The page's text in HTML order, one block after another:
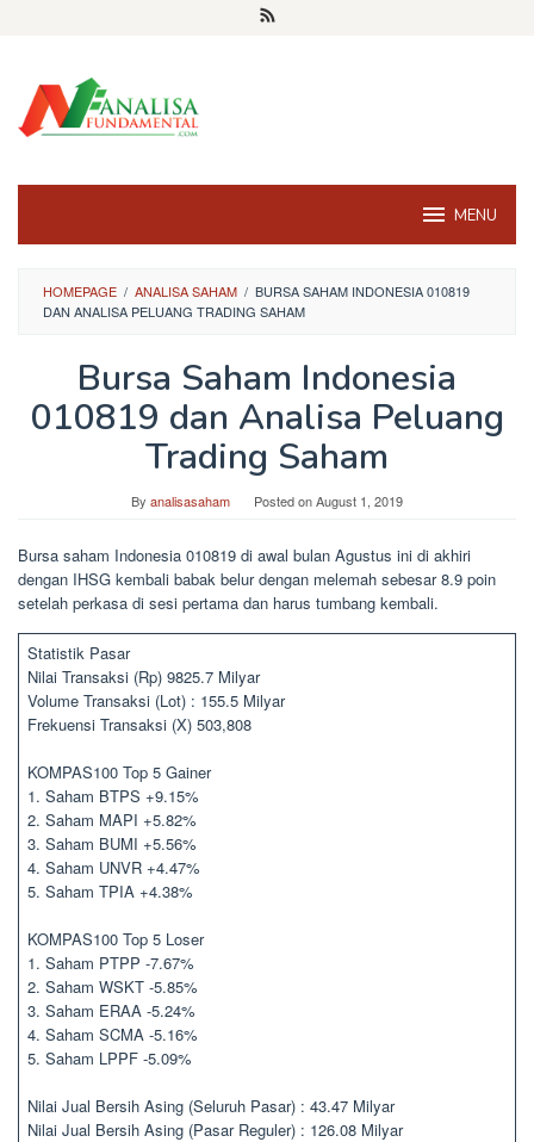
MENU
HOMEPAGE / ANALISA SAHAM / BURSA SAHAM INDONESIA 010819
DAN ANALISA PELUANG TRADING SAHAM
Bursa Saham Indonesia
010819 dan Analisa Peluang
Trading Saham
By analisasaham Posted onAugust 1, 2019
Bursa saham Indonesia 010819 di awal bulan Agustus ini di akhiri
dengan IHSG kembali babak belur dengan melemah sebesar 8.9 poin
setelah perkasa di sesi pertama dan harus tumbang kembali.
Statistik Pasar
Nilai Transaksi (Rp) 9825.7 Milyar
Volume Transaksi (Lot) : 155.5 Milyar
Frekuensi Transaksi (X) 503,808
KOMPAS100 Top 5 Gainer
1. Saham BTPS +9.15%
2. Saham MAPI +5.82%
3. Saham BUMI +5.56%
4. Saham UNVR +4.47%
5. Saham TPIA +4.38%
KOMPAS100 Top 5 Loser
1. Saham PTPP -7.67%
2. Saham WSKT -5.85%
3. Saham ERAA -5.24%
4. Saham SCMA -5.16%
5. Saham LPPF -5.09%
Nilai Jual Bersih Asing (Seluruh Pasar) : 43.47 Milyar
Nilai Jual Bersih Asing (Pasar Reguler) : 126.08 Milyar